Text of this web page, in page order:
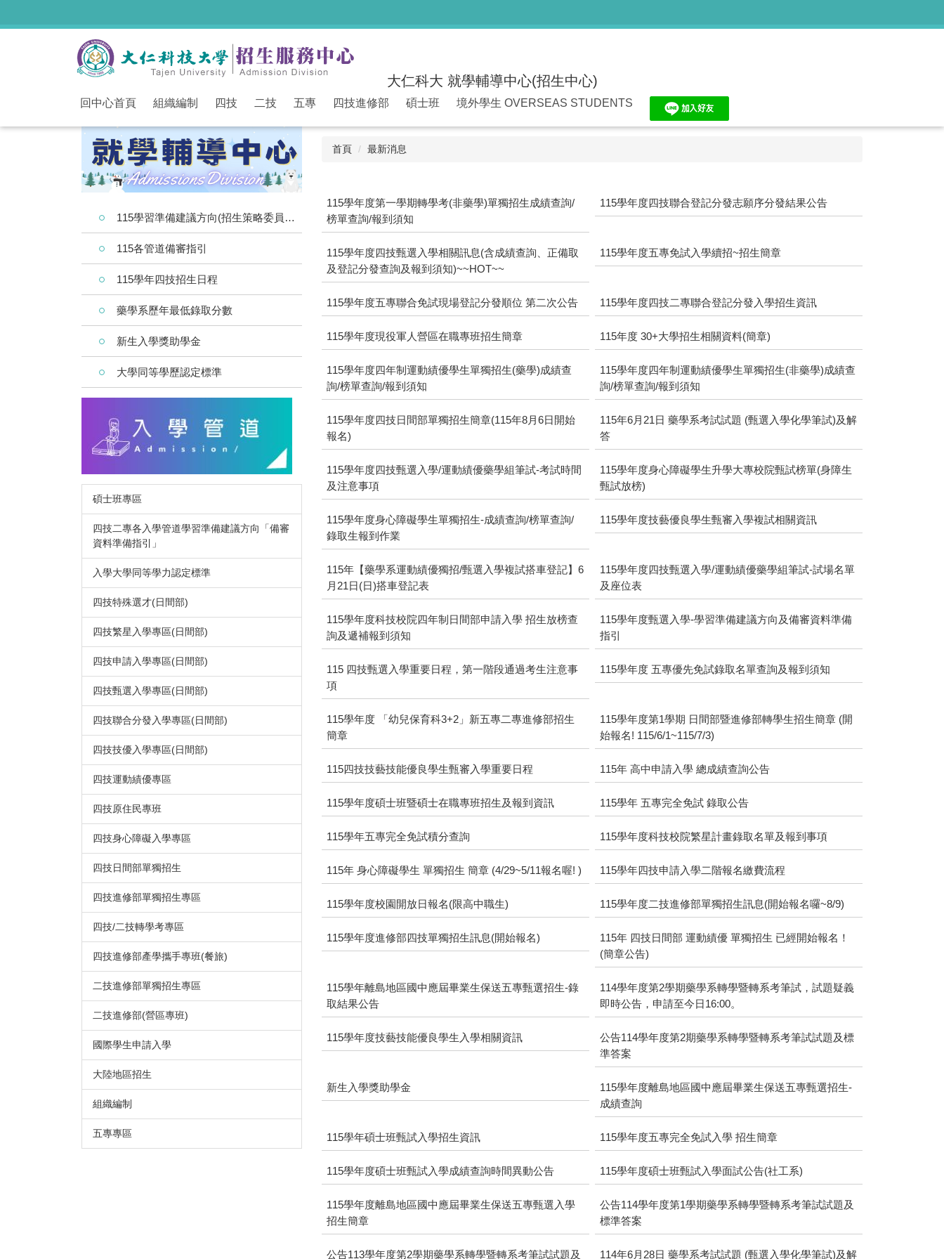
大仁科大 就學輔導中心(招生中心)
回中心首頁 組織編制 四技 二技 五專 四技進修部 碩士班 境外學生 OVERSEAS STUDENTS
115學習準備建議方向(招生策略委員會)
115各管道備審指引
115學年四技招生日程
藥學系歷年最低錄取分數
新生入學獎助學金
大學同等學歷認定標準
碩士班專區
四技二專各入學管道學習準備建議方向「備審
資料準備指引」
入學大學同等學力認定標準
四技特殊選才(日間部)
四技繁星入學專區(日間部)
四技申請入學專區(日間部)
四技甄選入學專區(日間部)
四技聯合分發入學專區(日間部)
四技技優入學專區(日間部)
四技運動績優專區
四技原住民專班
四技身心障礙入學專區
四技日間部單獨招生
四技進修部單獨招生專區
四技/二技轉學考專區
四技進修部產學攜手專班(餐旅)
二技進修部單獨招生專區
二技進修部(營區專班)
國際學生申請入學
大陸地區招生
組織編制
五專專區
首頁 最新消息
115學年度第一學期轉學考(非藥學)單獨招生成績查詢/
榜單查詢/報到須知
115學年度四技聯合登記分發志願序分發結果公告
115學年度四技甄選入學相關訊息(含成績查詢、正備取
及登記分發查詢及報到須知)~~HOT~~
115學年度五專免試入學續招~招生簡章
115學年度五專聯合免試現場登記分發順位 第二次公告 115學年度四技二專聯合登記分發入學招生資訊
115學年度現役軍人營區在職專班招生簡章 115年度 30+大學招生相關資料(簡章)
115學年度四年制運動績優學生單獨招生(藥學)成績查
詢/榜單查詢/報到須知
115學年度四年制運動績優學生單獨招生(非藥學)成績查
詢/榜單查詢/報到須知
115學年度四技日間部單獨招生簡章(115年8月6日開始
報名)
115年6月21日 藥學系考試試題 (甄選入學化學筆試)及解
答
115學年度四技甄選入學/運動績優藥學組筆試-考試時間
及注意事項
115學年度身心障礙學生升學大專校院甄試榜單(身障生
甄試放榜)
115學年度身心障礙學生單獨招生-成績查詢/榜單查詢/
錄取生報到作業
115學年度技藝優良學生甄審入學複試相關資訊
115年【藥學系運動績優獨招/甄選入學複試搭車登記】6
月21日(日)搭車登記表
115學年度四技甄選入學/運動績優藥學組筆試-試場名單
及座位表
115學年度科技校院四年制日間部申請入學 招生放榜查
詢及遞補報到須知
115學年度甄選入學-學習準備建議方向及備審資料準備
指引
115 四技甄選入學重要日程，第一階段通過考生注意事
項
115學年度 五專優先免試錄取名單查詢及報到須知
115學年度 「幼兒保育科3+2」新五專二專進修部招生
簡章
115學年度第1學期 日間部暨進修部轉學生招生簡章 (開
始報名! 115/6/1~115/7/3)
115四技技藝技能優良學生甄審入學重要日程 115年 高中申請入學 總成績查詢公告
115學年度碩士班暨碩士在職專班招生及報到資訊 115學年 五專完全免試 錄取公告
115學年五專完全免試積分查詢 115學年度科技校院繁星計畫錄取名單及報到事項
115年 身心障礙學生 單獨招生 簡章 (4/29~5/11報名喔! ) 115學年四技申請入學二階報名繳費流程
115學年度校園開放日報名(限高中職生) 115學年度二技進修部單獨招生訊息(開始報名囉~8/9)
115學年度進修部四技單獨招生訊息(開始報名)
115年 四技日間部 運動績優 單獨招生 已經開始報名！
(簡章公告)
115學年離島地區國中應屆畢業生保送五專甄選招生-錄
取結果公告
114學年度第2學期藥學系轉學暨轉系考筆試，試題疑義
即時公告，申請至今日16:00。
115學年度技藝技能優良學生入學相關資訊
公告114學年度第2期藥學系轉學暨轉系考筆試試題及標
準答案
新生入學獎助學金
115學年度離島地區國中應屆畢業生保送五專甄選招生-
成績查詢
115學年碩士班甄試入學招生資訊 115學年度五專完全免試入學 招生簡章
115學年度碩士班甄試入學成績查詢時間異動公告 115學年度碩士班甄試入學面試公告(社工系)
115學年度離島地區國中應屆畢業生保送五專甄選入學
招生簡章
公告114學年度第1學期藥學系轉學暨轉系考筆試試題及
標準答案
公告113學年度第2學期藥學系轉學暨轉系考筆試試題及 114年6月28日 藥學系考試試題 (甄選入學化學筆試)及解